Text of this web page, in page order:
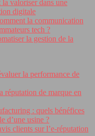
valoriser dans une
digitale
la communication
tech ?
la gestion de la
la performance de
de marque en
: quels bénéfices
d’une usine ?
clients sur l’e-réputation